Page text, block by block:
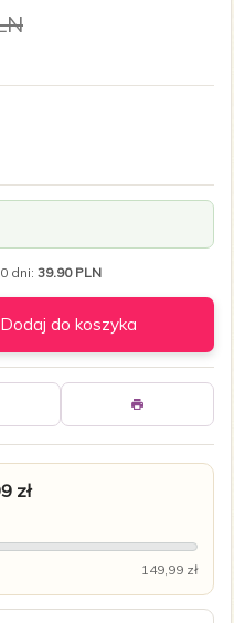
dni: 39.90 PLN
Dodaj do koszyka
zł
149,99 zł